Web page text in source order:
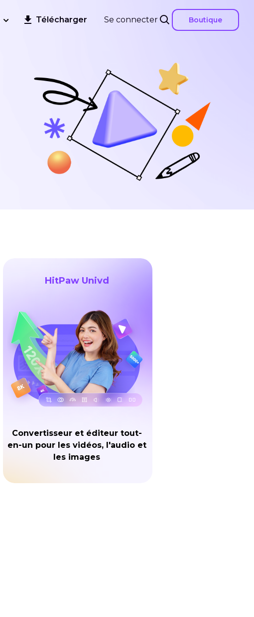
Se connecter Boutique
Télécharger
HitPaw Univd
Convertisseur et éditeur tout-
en-un pour les vidéos, l'audio et
les images